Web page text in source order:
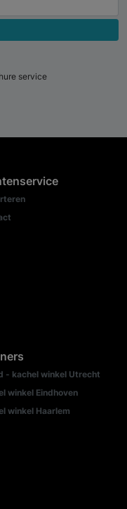
service
- kachel winkel Utrecht
winkel Eindhoven
winkel Haarlem